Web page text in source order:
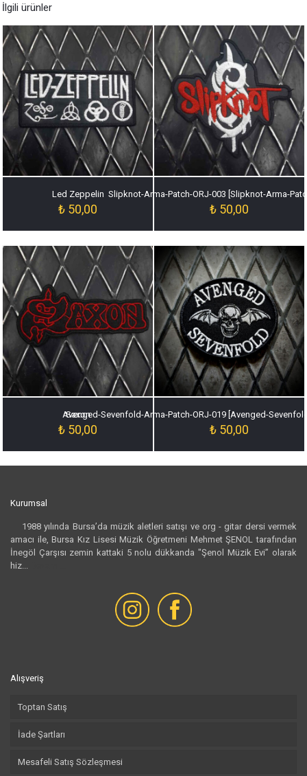
İlgili ürünler
Led Zeppelin
₺ 50,00
Slipknot-Arma-Patch-ORJ-003 [Slipknot-Arma-
₺ 50,00
Saxon
₺ 50,00
Avenged-Sevenfold-Arma-Patch-ORJ-019 [Avenged-
₺ 50,00
Kurumsal
1988 yılında Bursa’da müzik aletleri satışı ve org - gitar dersi vermek
amacı ile, Bursa Kız Lisesi Müzik Öğretmeni Mehmet ŞENOL tarafından
İnegöl Çarşısı zemin kattaki 5 nolu dükkanda "Şenol Müzik Evi” olarak
hiz...
Alışveriş
Toptan Satış
İade Şartları
Mesafeli Satış Sözleşmesi